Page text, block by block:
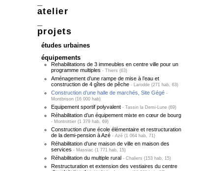
atelier
projets
études urbaines
équipements
Rehabilitations de 3 immeubles en centre ville pour un
programme multiples
Thiers (63)
Aménagement d’une rampe de mise à l’eau et
construction de 4 gîtes de pêche
Larodde (271 hab, 63)
Construction d’une halle de marchés, Site Gégé
Montbrison (16 000 hab)
Equipement sportif polyvalent Tassin la Demi-Lune (69)
Réhabilitation d’un équipement mixte en cœur de bourg
Montrottier (1 379 hab, 69)
Construction d’une école élémentaire et restructuration
de la demi-pension à Azé
Azé (1 064 hab, 71)
Réhabilitation d’une maison de ville en maison des
services
Massiac (1 771 hab, 15)
Réhabilitation du multiple rural Chaliers (153 hab, 15)
Restructuration et extension des vestiaires du centre